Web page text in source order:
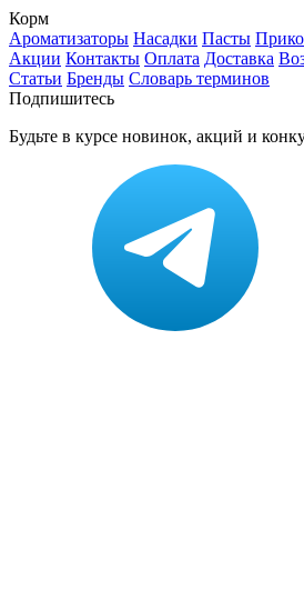
Корм
Ароматизаторы Насадки Пасты
Акции Контакты Оплата Доставка
Статьи Бренды Словарь терминов
Подпишитесь
Будьте в курсе новинок, акций и